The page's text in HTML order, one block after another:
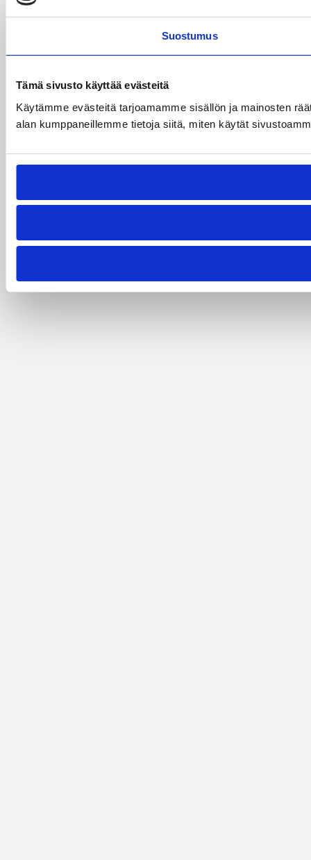
Suostumus
Tämä sivusto käyttää evästeitä
Käytämme evästeitä tarjoamamme sisällön ja mainosten
alan kumppaneillemme tietoja siitä, miten käytät